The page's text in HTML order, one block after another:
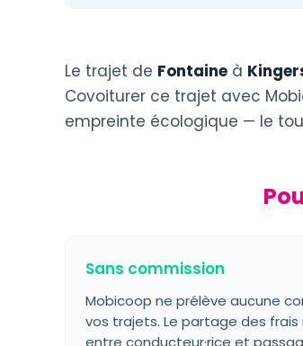
Le trajet de Fontaine à
Covoiturer ce trajet avec
empreinte écologique — le
Sans commission
Mobicoop ne prélève aucune
vos trajets. Le partage des frais
entre conducteur·rice et